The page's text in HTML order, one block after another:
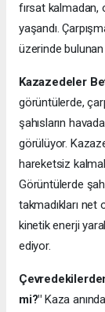
fırsat kalmadan,
yaşandı.
üzerinde
Kazazedeler
görüntülerde,
şahısların
görülüyor.
hareketsiz
Görüntülerde
takmadıkları net
kinetik enerji
ediyor.
mi?" Kaza